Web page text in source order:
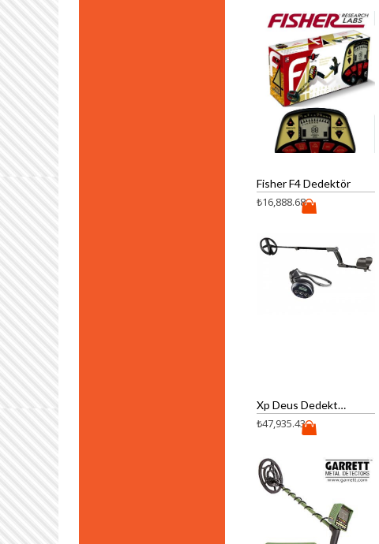
Fisher F4 Dedektör
₺16,888.68
Xp Deus Dedektör (WS4 Kulaklık ve 28cm Başlık)
₺47,935.43